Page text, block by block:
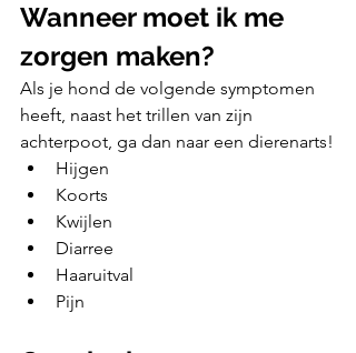
Wanneer moet ik me
zorgen maken?
Als je hond de volgende symptomen
heeft, naast het trillen van zijn
achterpoot, ga dan naar een dierenarts!
Hijgen
Koorts
Kwijlen
Diarree
Haaruitval
Pijn